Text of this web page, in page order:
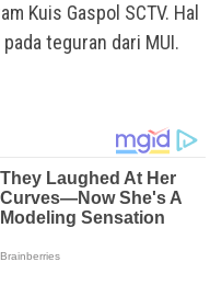
Kuis Gaspol SCTV. Hal
teguran dari MUI.